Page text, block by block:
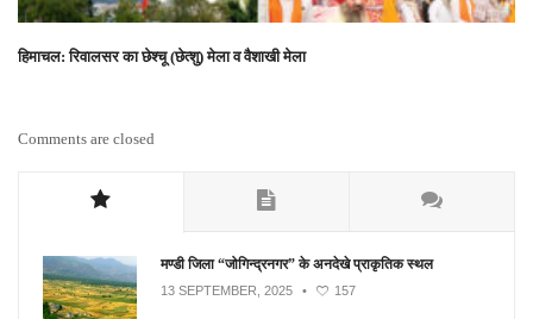
हिमाचल: रिवालसर का छेश्चू (छेत्शु) मेला व वैशाखी मेला
Comments are closed
मण्डी जिला “जोगिन्द्रनगर” के अनदेखे प्राकृतिक स्थल
13 SEPTEMBER, 2025 • 157